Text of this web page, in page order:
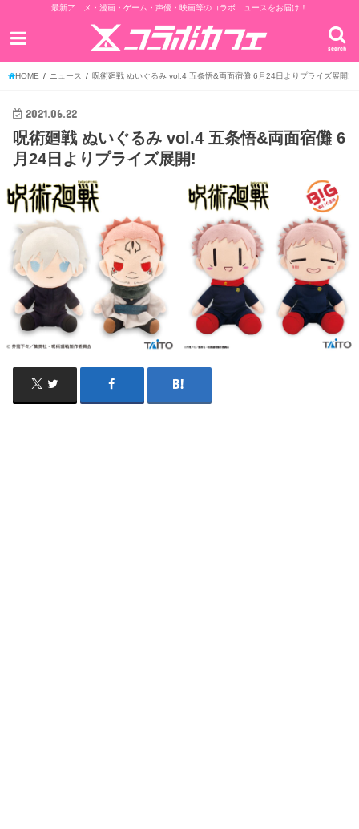
最新アニメ・漫画・ゲーム・声優・映画等のコラボニュースをお届け！
search
HOME ニュース 呪術廻戦 ぬいぐるみ vol.4 五条悟&両面宿儺 6月24日よりプライズ展開!
2021.06.22
呪術廻戦 ぬいぐるみ vol.4 五条悟&両面宿儺 6
月24日よりプライズ展開!